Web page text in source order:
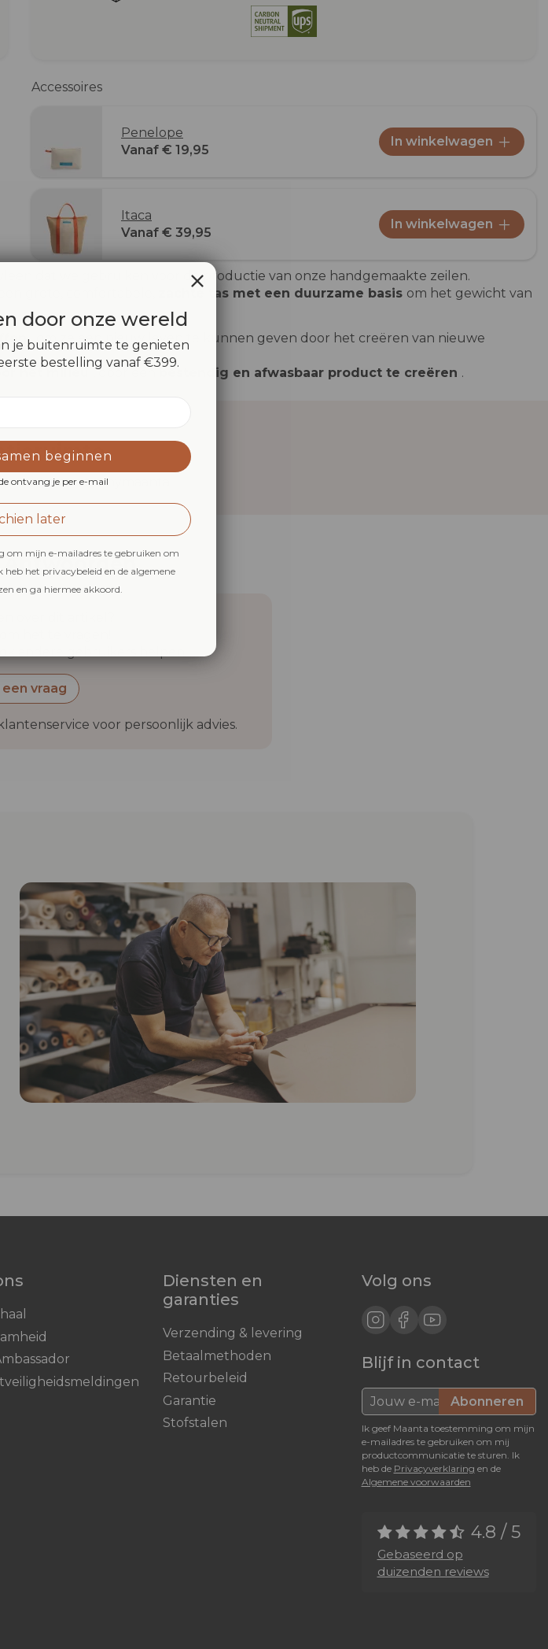
Accessoires
Penelope
Vanaf € 19,95
In winkelwagen
Itaca
Vanaf € 39,95
In winkelwagen
dat we gebruiken voor de productie van onze handgemaakte zeilen.
grote, comfortabele,
zachte tas met een duurzame basis om het gewicht van
, om ze een nieuw leven te kunnen geven door het creëren van nieuwe
het milieu , door een bestendig en afwasbaar product te creëren .
met #mymaanta
Antwoorden
vraag
voor persoonlijk advies.
Diensten en
garanties
Verzending & levering
Betaalmethoden
Retourbeleid
Garantie
Stofstalen
Volg ons
Blijf in contact
Abonneren
Ik geef Maanta toestemming om mijn
e-mailadres te gebruiken om mij
productcommunicatie te sturen. Ik
heb de Privacyverklaring en de
Algemene voorwaarden
4.8 / 5
Gebaseerd op
duizenden reviews
door onze wereld
je buitenruimte te genieten
bestelling vanaf €399.
beginnen
ontvang je per e-mail
later
om mijn e-mailadres te gebruiken om
het privacybeleid en de algemene
en ga hiermee akkoord.